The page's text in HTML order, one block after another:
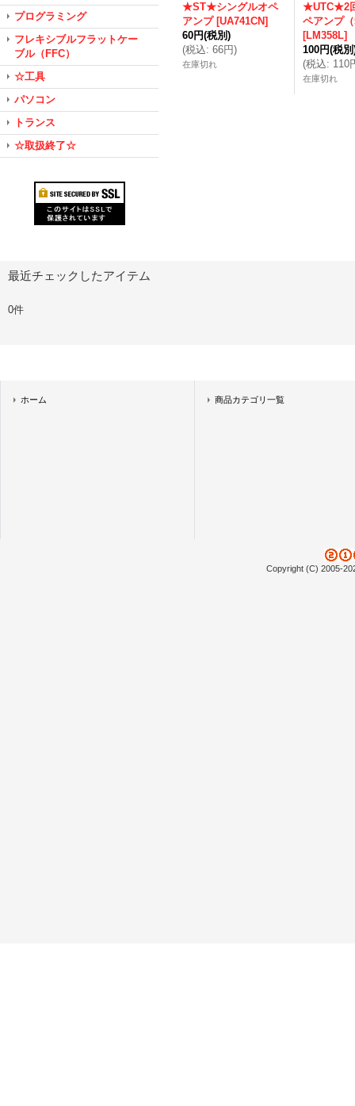
プログラミング
フレキシブルフラットケー
ブル（FFC）
☆工具
パソコン
トランス
☆取扱終了☆
★ST★シングルオペ
アンプ [UA741CN]
60円(税別)
(税込: 66円)
在庫切れ
★UTC★2
ペアンプ
[LM358L]
100円(税別
(税込: 110
在庫切れ
最近チェックしたアイテム
0件
ホーム 商品カテゴリ一覧
Copyright (C) 2005-